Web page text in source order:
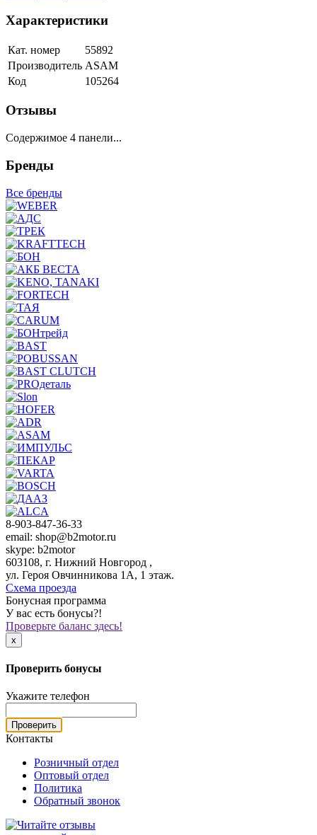
Характеристики
Кат. номер
55892
Производитель ASAM
Код
105264
Отзывы
Содержимое 4 панели...
Бренды
Все бренды
8-903-847-36-33
email: shop@b2motor.ru
skype: b2motor
603108, г. Нижний Новгород ,
ул. Героя Овчинникова 1А, 1 этаж.
Схема проезда
Бонусная программа
У вас есть бонусы?!
Проверьте баланс здесь!
x
Проверить бонусы
Укажите телефон
Проверить
Контакты
Розничный отдел
Оптовый отдел
Политика
Обратный звонок